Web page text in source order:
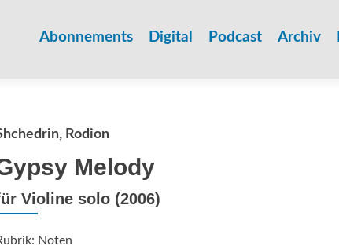
Abonnements Digital Podcast Archiv
Rodion
Melody
Violine solo (2006)
Noten